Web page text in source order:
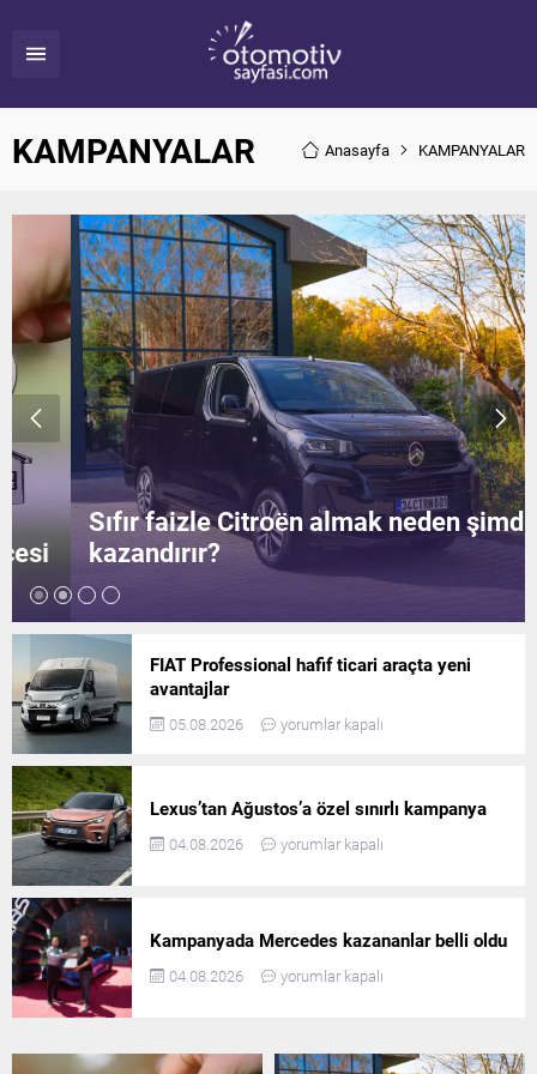
KAMPANYALAR Anasayfa KAMPANYALAR
Sıfır faizle Citroën almak neden şimdi
kazandırır?
FIAT Professional hafif ticari araçta yeni
avantajlar
05.08.2026 yorumlar kapalı
Lexus’tan Ağustos’a özel sınırlı kampanya
04.08.2026 yorumlar kapalı
Kampanyada Mercedes kazananlar belli oldu
04.08.2026 yorumlar kapalı